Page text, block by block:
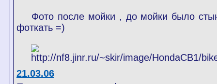
Фото после мойки , до мойки было
фоткать =)
21.03.06